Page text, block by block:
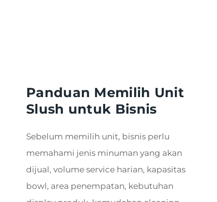
Panduan Memilih Unit
Slush untuk Bisnis
Sebelum memilih unit, bisnis perlu
memahami jenis minuman yang akan
dijual, volume service harian, kapasitas
bowl, area penempatan, kebutuhan